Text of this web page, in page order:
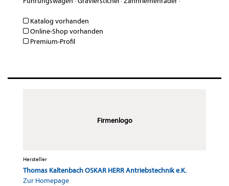
Katalog vorhanden
Online-Shop vorhanden
Premium-Profil
Firmenlogo
Hersteller
Thomas Kaltenbach OSKAR HERR Antriebstechnik e.K.
Zur Homepage